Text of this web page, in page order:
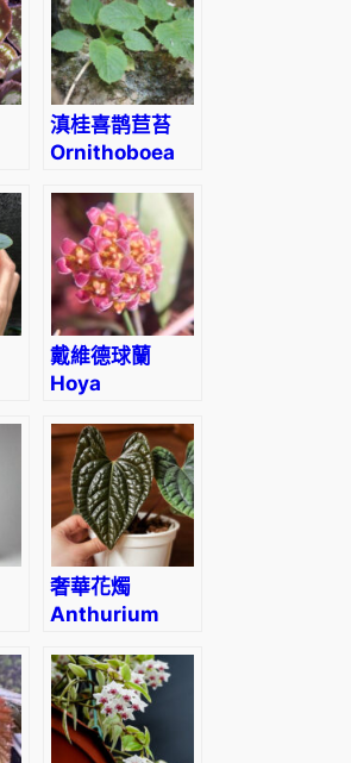
滇桂喜鹊苣苔
Ornithoboea
戴維德球蘭
Hoya
奢華花燭
Anthurium